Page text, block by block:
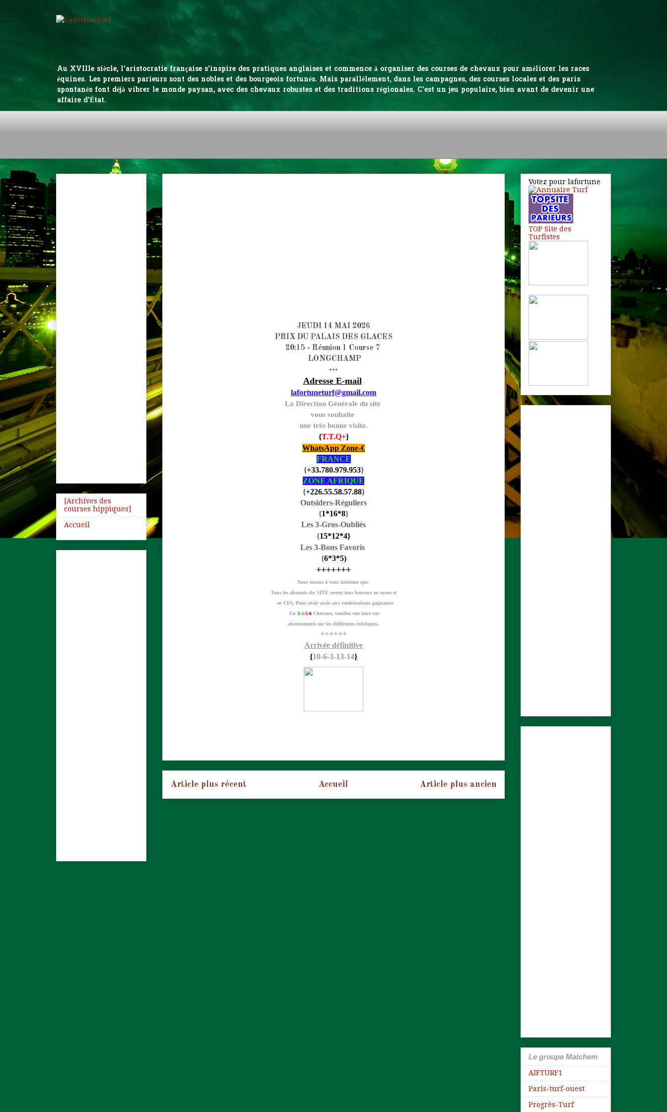
Au XVIIIe siècle, l'aristocratie française s'inspire des pratiques anglaises et commence à organiser des courses de chevaux pour améliorer les races
équines. Les premiers parieurs sont des nobles et des bourgeois fortunés. Mais parallèlement, dans les campagnes, des courses locales et des paris
spontanés font déjà vibrer le monde paysan, avec des chevaux robustes et des traditions régionales. C'est un jeu populaire, bien avant de devenir une
affaire d'État.
JEUDI 14 MAI 2026
PRIX DU PALAIS DES GLACES
20:15 - Réunion 1 Course 7
LONGCHAMP
+++
Adresse E-mail
lafortuneturf@gmail.com
La Direction Générale du site
vous souhaite
une très bonne visite.
{T.T.Q+}
WhatsApp Zone-€
FRANCE
{+33.780.979.953}
ZONE AFRIQUE
{+226.55.58.57.88}
Outsiders-Réguliers
{1*16*8}
Les 3-Gros-Oubliés
{15*12*4}
Les 3-Bons Favoris
{6*3*5)
+++++++
Nous tenons à vous informer que
Tous les abonnés du SITE seront tous heureux en euros et
en CFA. Pour avoir accès aux combinaisons gagnantes
En 3-4-5-6 Chevaux, veuillez vite faire vos
abonnements sur les différentes rubriques.
++++++
Arrivée définitive
{10-6-3-13-14}
Article plus récent Article plus ancien
Accueil
[Archives des
courses hippiques]
Accueil
Votez pour lafortune
TOP Site des
Turfistes
Le groupe Matchem
AIFTURF1
Paris-turf-ouest
Progrès-Turf